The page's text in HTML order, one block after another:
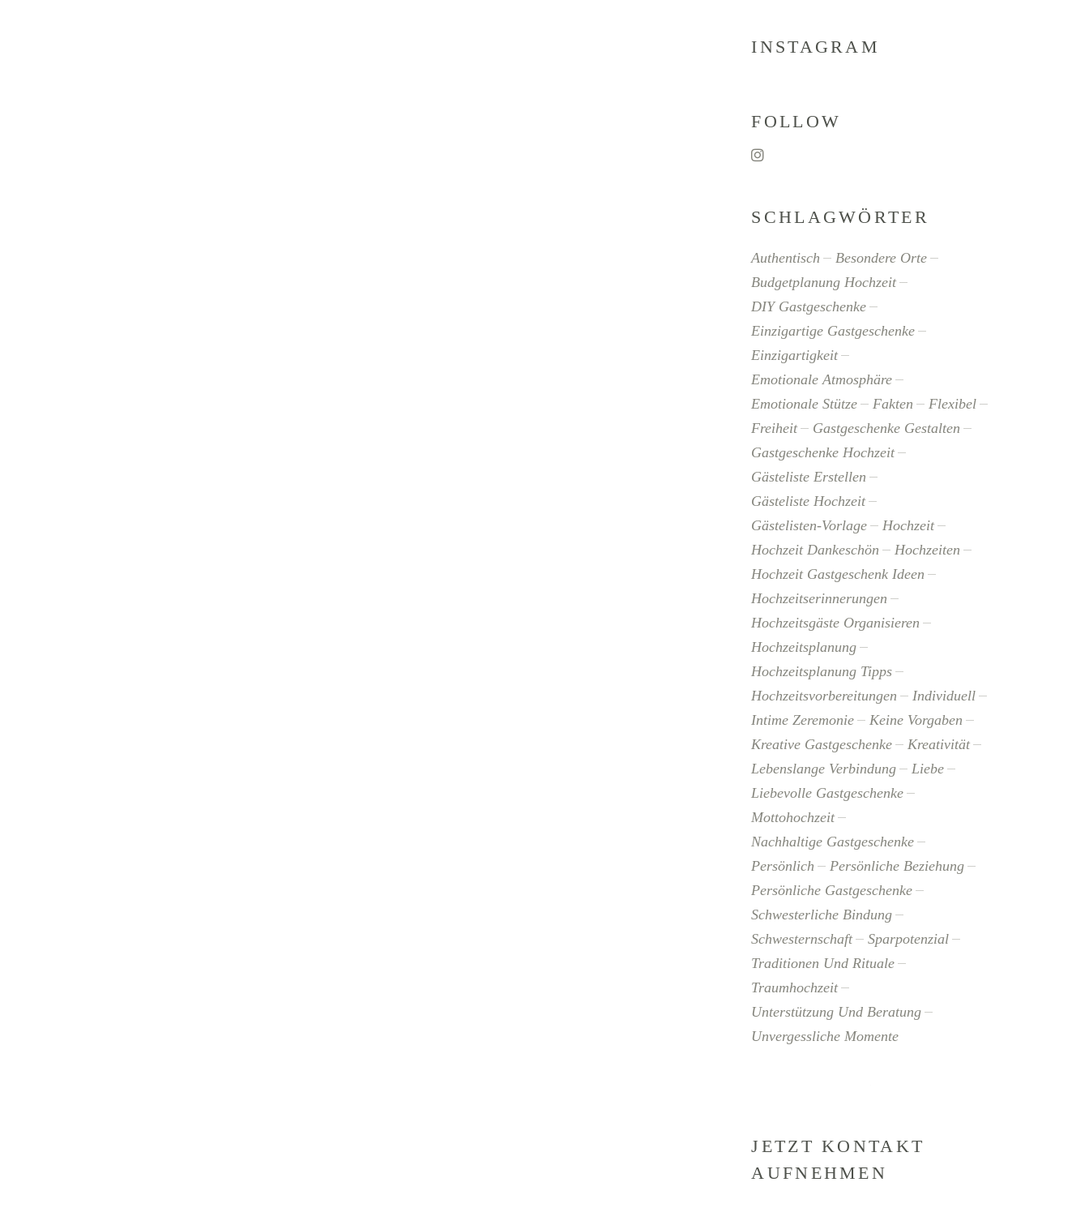
INSTAGRAM
FOLLOW
SCHLAGWÖRTER
Authentisch
Besondere Orte
Budgetplanung Hochzeit
DIY Gastgeschenke
Einzigartige Gastgeschenke
Einzigartigkeit
Emotionale Atmosphäre
Emotionale Stütze
Fakten
Flexibel
Freiheit
Gastgeschenke Gestalten
Gastgeschenke Hochzeit
Gästeliste Erstellen
Gästeliste Hochzeit
Gästelisten-Vorlage
Hochzeit
Hochzeit Dankeschön
Hochzeiten
Hochzeit Gastgeschenk Ideen
Hochzeitserinnerungen
Hochzeitsgäste Organisieren
Hochzeitsplanung
Hochzeitsplanung Tipps
Hochzeitsvorbereitungen
Individuell
Intime Zeremonie
Keine Vorgaben
Kreative Gastgeschenke
Kreativität
Lebenslange Verbindung
Liebe
Liebevolle Gastgeschenke
Mottohochzeit
Nachhaltige Gastgeschenke
Persönlich
Persönliche Beziehung
Persönliche Gastgeschenke
Schwesterliche Bindung
Schwesternschaft
Sparpotenzial
Traditionen Und Rituale
Traumhochzeit
Unterstützung Und Beratung
Unvergessliche Momente
JETZT KONTAKT
AUFNEHMEN